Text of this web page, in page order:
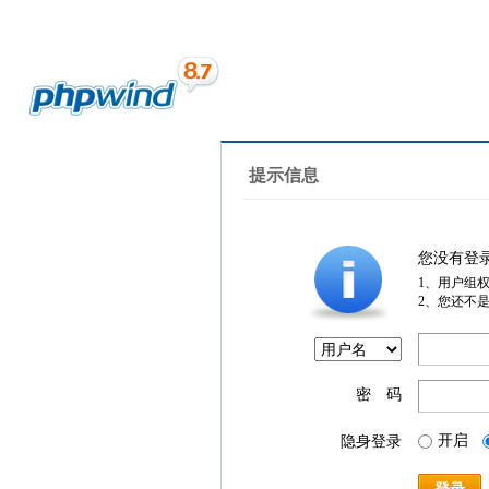
提示信息
您没有登
1、用户组
2、您还不
密 码
隐身登录 开启